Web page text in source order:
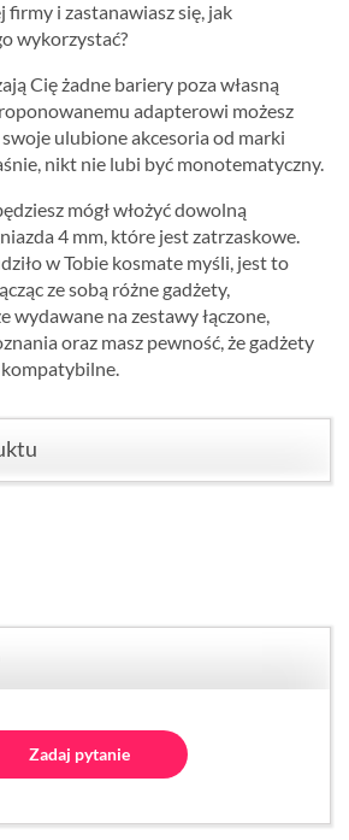
firmy i zastanawiasz się, jak
wykorzystać?
Cię żadne bariery poza własną
adapterowi możesz
ulubione akcesoria od marki
nikt nie lubi być monotematyczny.
mógł włożyć dowolną
4 mm, które jest zatrzaskowe.
w Tobie kosmate myśli, jest to
ze sobą różne gadżety,
wydawane na zestawy łączone,
oraz masz pewność, że gadżety
kompatybilne.
Zadaj pytanie